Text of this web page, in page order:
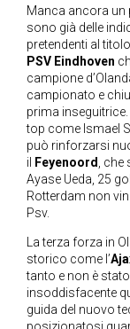
Manca ancora un
sono già delle
pretendenti al
PSV Eindhoven
campione
campionato e
prima
top come Ismael
può rinforzarsi
il
Feyenoord, che
Ayase Ueda, 25
Rotterdam non
Psv.
La terza forza in
storico come l’
tanto e non è
insoddisfacente
guida del nuovo